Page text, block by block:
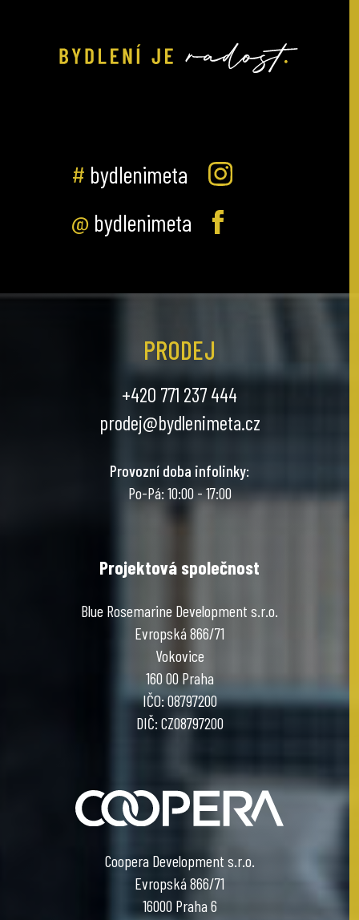
# bydlenimeta
@ bydlenimeta
PRODEJ
+420 771 237 444
prodej@bydlenimeta.cz
Provozní doba infolinky:
Po-Pá: 10:00 - 17:00
Projektová společnost
Blue Rosemarine Development s.r.o.
Evropská 866/71
Vokovice
160 00 Praha
IČO: 08797200
DIČ: CZ08797200
Coopera Development s.r.o.
Evropská 866/71
16000 Praha 6